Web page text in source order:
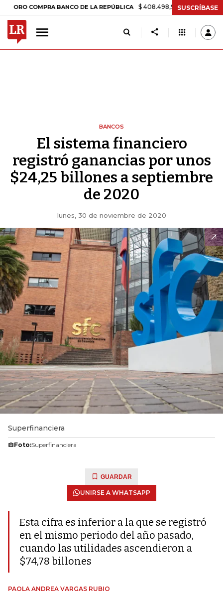
COMPRA BANCO DE LA REPÚBLICA $ 408.498,97 +$ 8.753,81 +2,19%
SUSCRÍBASE
BANCOS
El sistema financiero
registró ganancias por unos
$24,25 billones a septiembre
de 2020
lunes, 30 de noviembre de 2020
Superfinanciera
Foto:Superfinanciera
GUARDAR
UNIRSE A WHATSAPP
Esta cifra es inferior a la que se registró
en el mismo periodo del año pasado,
cuando las utilidades ascendieron a
$74,78 billones
PAOLA ANDREA VARGAS RUBIO